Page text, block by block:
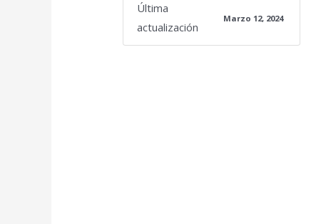
Última
actualización
Marzo 12, 2024